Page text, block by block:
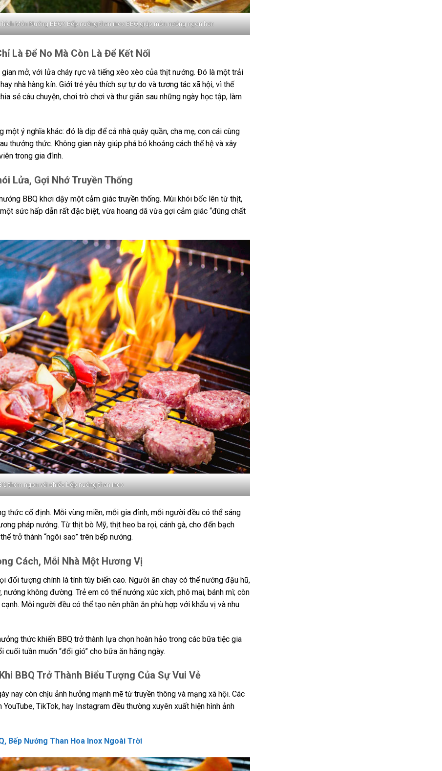
Món Nướng BBQ? Bếp nướng than inox BBQ giúp món nướng ngon hơn
Là Để No Mà Còn Là Để Kết Nối
mở, với lửa cháy rực và tiếng xèo xèo của thịt nướng. Đó là một trải
nhà hàng kín. Giới trẻ yêu thích sự tự do và tương tác xã hội, vì thế
sẻ câu chuyện, chơi trò chơi và thư giãn sau những ngày học tập, làm
ý nghĩa khác: đó là dịp để cả nhà quây quần, cha mẹ, con cái cùng
thưởng thức. Không gian này giúp phá bỏ khoảng cách thế hệ và xây
trong gia đình.
Lửa, Gợi Nhớ Truyền Thống
BBQ khơi dậy một cảm giác truyền thống. Mùi khói bốc lên từ thịt,
sức hấp dẫn rất đặc biệt, vừa hoang dã vừa gợi cảm giác “đúng chất
thơm ngon với chiếc bếp nướng than inox
thức cố định. Mỗi vùng miền, mỗi gia đình, mỗi người đều có thể sáng
pháp nướng. Từ thịt bò Mỹ, thịt heo ba rọi, cánh gà, cho đến bạch
trở thành “ngôi sao” trên bếp nướng.
Cách, Mỗi Nhà Một Hương Vị
đối tượng chính là tính tùy biến cao. Người ăn chay có thể nướng đậu hũ,
không đường. Trẻ em có thể nướng xúc xích, phô mai, bánh mì; còn
Mỗi người đều có thể tạo nên phần ăn phù hợp với khẩu vị và nhu
thức khiến BBQ trở thành lựa chọn hoàn hảo trong các bữa tiệc gia
tuần muốn “đổi gió” cho bữa ăn hằng ngày.
BBQ Trở Thành Biểu Tượng Của Sự Vui Vẻ
nay còn chịu ảnh hưởng mạnh mẽ từ truyền thông và mạng xã hội. Các
TikTok, hay Instagram đều thường xuyên xuất hiện hình ảnh
Bếp Nướng Than Hoa Inox Ngoài Trời